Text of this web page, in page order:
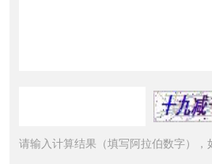
请输入计算结果（填写阿拉伯数字），